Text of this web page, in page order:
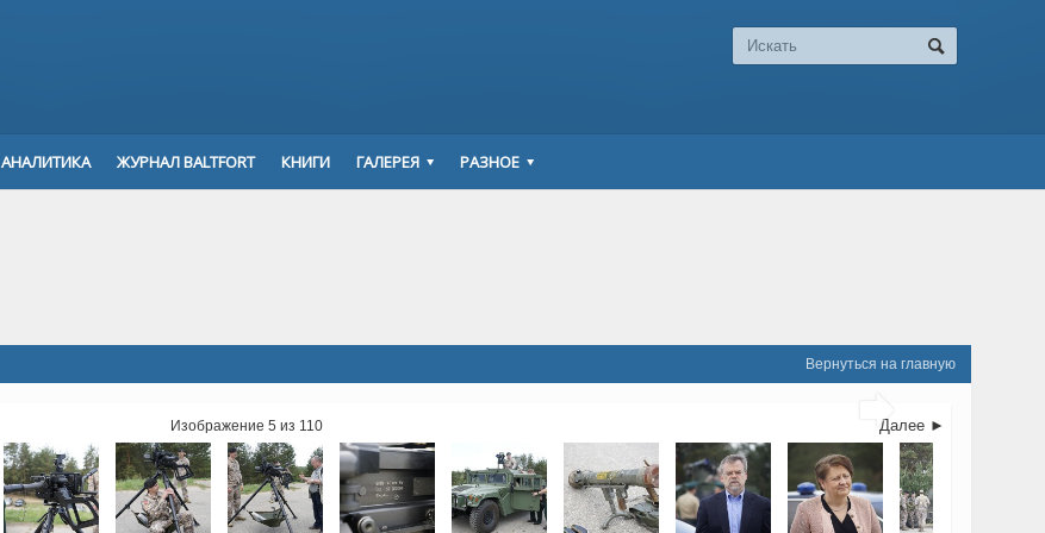
АНАЛИТИКА ЖУРНАЛ BALTFORT КНИГИ ГАЛЕРЕЯ РАЗНОЕ
Вернуться на главную

Далее ►
Изображение 5 из 110